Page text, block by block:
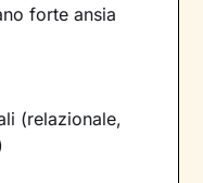
forte ansia
(relazionale,